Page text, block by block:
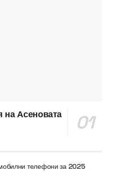
на Асеновата
телефони за 2025